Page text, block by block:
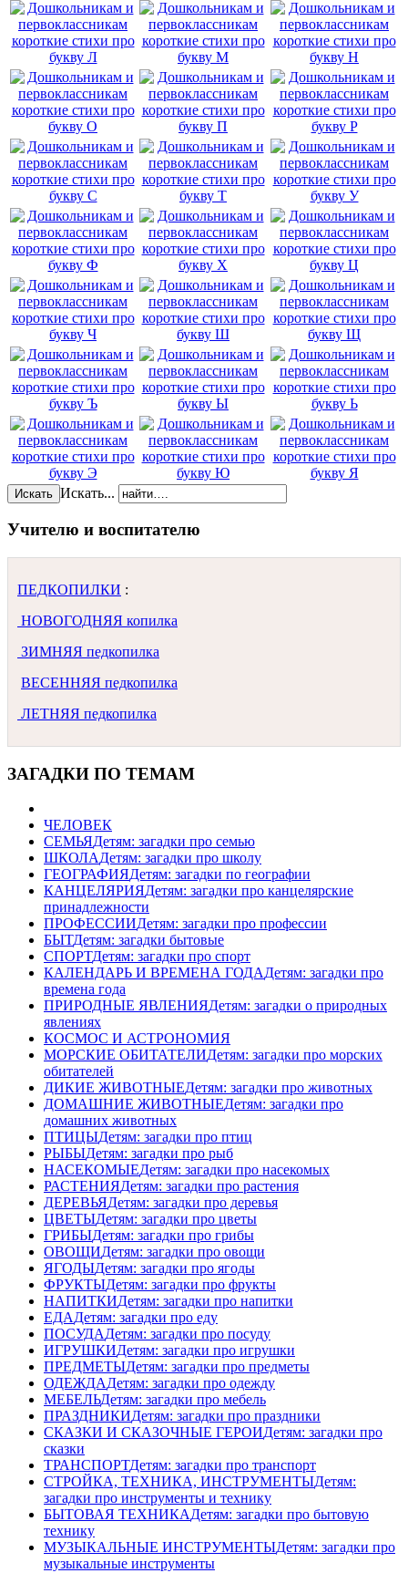
Искать Искать...
Учителю и воспитателю
ПЕДКОПИЛКИ :
НОВОГОДНЯЯ копилка
ЗИМНЯЯ педкопилка
ВЕСЕННЯЯ педкопилка
ЛЕТНЯЯ педкопилка
ЗАГАДКИ ПО ТЕМАМ
ЧЕЛОВЕК
СЕМЬЯДетям: загадки про семью
ШКОЛАДетям: загадки про школу
ГЕОГРАФИЯДетям: загадки по географии
КАНЦЕЛЯРИЯДетям: загадки про канцелярские
принадлежности
ПРОФЕССИИДетям: загадки про профессии
БЫТДетям: загадки бытовые
СПОРТДетям: загадки про спорт
КАЛЕНДАРЬ И ВРЕМЕНА ГОДАДетям: загадки про
времена года
ПРИРОДНЫЕ ЯВЛЕНИЯДетям: загадки о природных
явлениях
КОСМОС И АСТРОНОМИЯ
МОРСКИЕ ОБИТАТЕЛИДетям: загадки про морских
обитателей
ДИКИЕ ЖИВОТНЫЕДетям: загадки про животных
ДОМАШНИЕ ЖИВОТНЫЕДетям: загадки про
домашних животных
ПТИЦЫДетям: загадки про птиц
РЫБЫДетям: загадки про рыб
НАСЕКОМЫЕДетям: загадки про насекомых
РАСТЕНИЯДетям: загадки про растения
ДЕРЕВЬЯДетям: загадки про деревья
ЦВЕТЫДетям: загадки про цветы
ГРИБЫДетям: загадки про грибы
ОВОЩИДетям: загадки про овощи
ЯГОДЫДетям: загадки про ягоды
ФРУКТЫДетям: загадки про фрукты
НАПИТКИДетям: загадки про напитки
ЕДАДетям: загадки про еду
ПОСУДАДетям: загадки про посуду
ИГРУШКИДетям: загадки про игрушки
ПРЕДМЕТЫДетям: загадки про предметы
ОДЕЖДАДетям: загадки про одежду
МЕБЕЛЬДетям: загадки про мебель
ПРАЗДНИКИДетям: загадки про праздники
СКАЗКИ И СКАЗОЧНЫЕ ГЕРОИДетям: загадки про
сказки
ТРАНСПОРТДетям: загадки про транспорт
СТРОЙКА, ТЕХНИКА, ИНСТРУМЕНТЫДетям:
загадки про инструменты и технику
БЫТОВАЯ ТЕХНИКАДетям: загадки про бытовую
технику
МУЗЫКАЛЬНЫЕ ИНСТРУМЕНТЫДетям: загадки про
музыкальные инструменты